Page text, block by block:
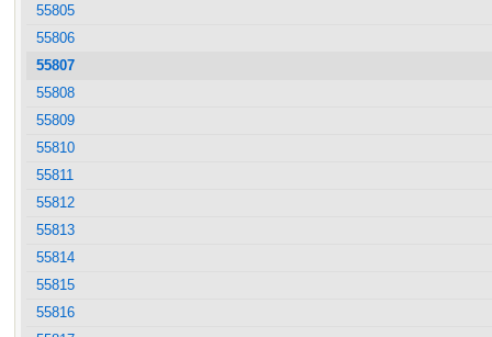
55805
55806
55807
55808
55809
55810
55811
55812
55813
55814
55815
55816